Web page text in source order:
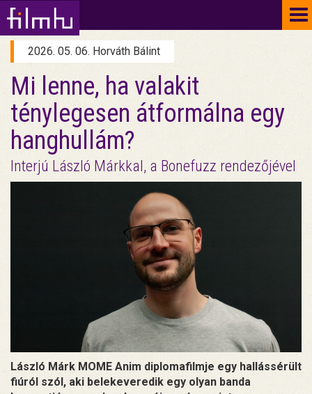
2026. 05. 06. Horváth Bálint
Mi lenne, ha valakit
ténylegesen átformálna egy
hanghullám?
Interjú László Márkkal, a Bonefuzz rendezőjével
László Márk MOME Anim diplomafilmje egy hallássérült
fiúról szól, aki belekeveredik egy olyan banda